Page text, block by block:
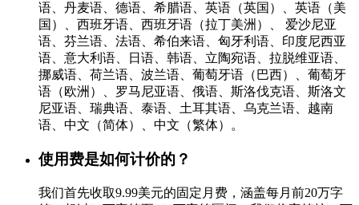
语、丹麦语、德语、希腊语、英语（英国）、英语（美
国）、西班牙语、西班牙语（拉丁美洲）、 爱沙尼亚
语、芬兰语、法语、希伯来语、匈牙利语、印度尼西亚
语、意大利语、日语、韩语、立陶宛语、拉脱维亚语、
挪威语、荷兰语、波兰语、葡萄牙语（巴西）、葡萄牙
语（欧洲）、罗马尼亚语、俄语、斯洛伐克语、斯洛文
尼亚语、瑞典语、泰语、土耳其语、乌克兰语、越南
语、中文（简体）、中文（繁体）。
使用费是如何计价的？
我们首先收取9.99美元的固定月费，涵盖每月前20万字